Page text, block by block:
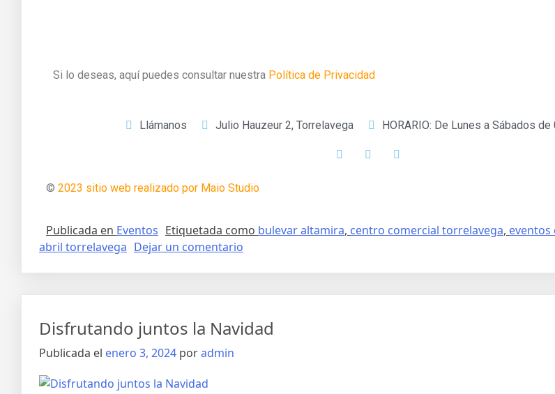
Si lo deseas, aquí puedes consultar nuestra Política de Privacidad
Llámanos Julio Hauzeur 2, Torrelavega HORARIO: De Lunes a Sábados
© 2023 sitio web realizado por Maio Studio
Publicada en Eventos Etiquetada como bulevar altamira, centro comercial torrelavega, eventos
abril torrelavega Dejar un comentario
Disfrutando juntos la Navidad
Publicada el enero 3, 2024 poradmin